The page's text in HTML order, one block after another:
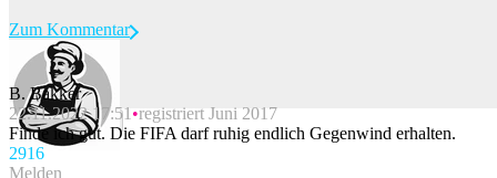
Beitrag melden
Zum Kommentar
B. Bakker
22.11.2022 17:51 registriert Juni 2017
Finde ich gut. Die FIFA darf ruhig endlich Gegenwind erhalten.
2916
Melden